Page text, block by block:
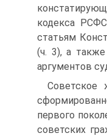
кодекса
статьям
(ч. 3), а
аргументов
Советское
первого
советских